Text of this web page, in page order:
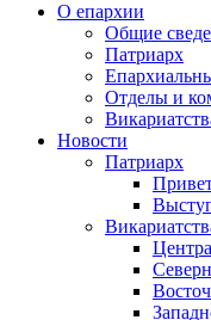
О епархии
Общие
Патриарх
Отделы и
Новости
Патриарх